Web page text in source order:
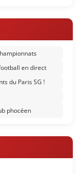
en direct
du Paris SG !
phocéen